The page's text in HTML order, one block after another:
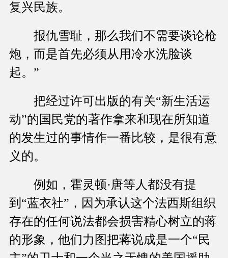
复兴民族。
报仇雪耻，那么我们不需要谈论枪
炮，而是首先必须从用冷水洗脸谈
起。”
把经过许可出版的有关“新生活运
动”的国民党的著作拿来和现在所知道
的发生过的事情作一番比较，是很有意
义的。
例如，霍灵顿·唐等人都没有提
到“蓝衣社”，因为承认这个法西斯组织
存在的任何说法都会损害精心树立的蒋
的形象，他们力图把蒋说成是一个“民